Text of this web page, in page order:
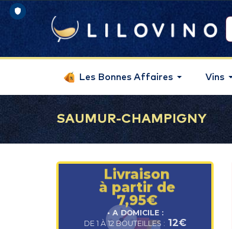
Les Bonnes Affaires Vins
SAUMUR-CHAMPIGNY
Livraison
à partir de
7,95€
• A DOMICILE :
DE 1 À 12 BOUTEILLES : 12€